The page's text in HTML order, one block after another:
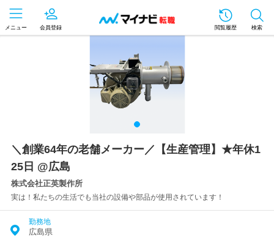
メニュー 会員登録 閲覧履歴 検索
＼創業64年の老舗メーカー／【生産管理】★年休1
25日 @広島
株式会社正英製作所
実は！私たちの生活でも当社の設備や部品が使用されています！
勤務地
広島県